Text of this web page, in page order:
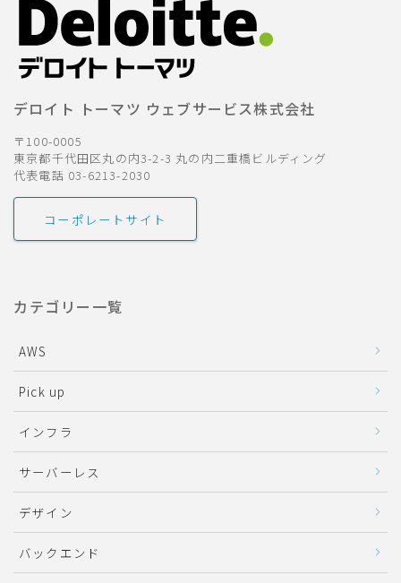
デロイト トーマツ ウェブサービス株式会社
〒100-0005
東京都千代田区丸の内3-2-3 丸の内二重橋ビルディング
代表電話 03-6213-2030
コーポレートサイト
カテゴリー一覧
AWS
Pick up
インフラ
サーバーレス
デザイン
バックエンド